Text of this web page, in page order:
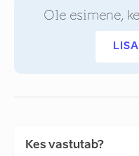
Ole esimene,
Kes vastutab?